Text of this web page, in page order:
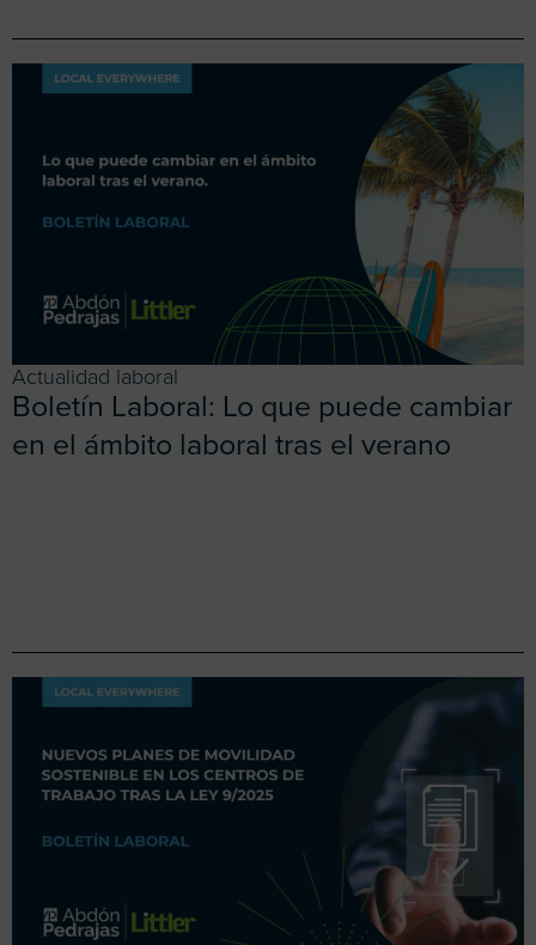
Actualidad laboral
Boletín Laboral: Lo que puede cambiar
en el ámbito laboral tras el verano